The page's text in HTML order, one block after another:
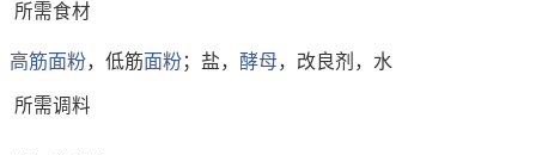
所需食材
高筋面粉，低筋面粉；盐， 酵母，改良剂，水
所需调料